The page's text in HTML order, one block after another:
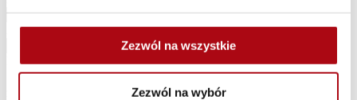
Zezwól na wszystkie
Zezwól na wybór
Adres e-mail *
Dodatkowe informacje, które mają znaleźć się na fakturze, np. nr
zamówienia, nazwisko uczestnika, itp.